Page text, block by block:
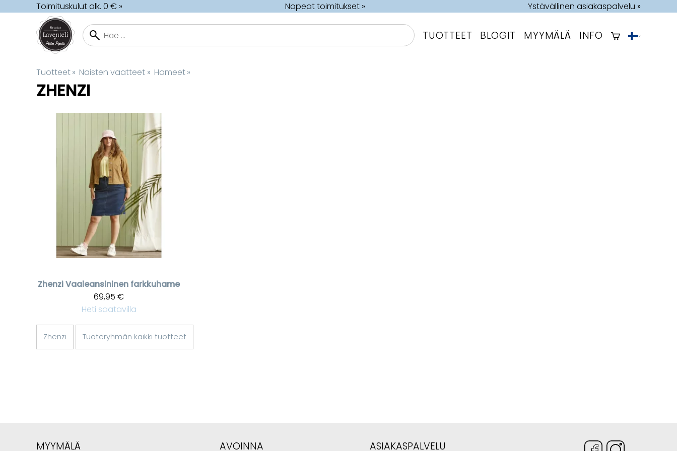
Toimituskulut alk. 0 € » Nopeat toimitukset » Ystävällinen asiakaspalvelu »
TUOTTEET BLOGIT MYYMÄLÄ INFO
Tuotteet‪» Naisten vaatteet ‪» Hameet‪»
ZHENZI
ZhenziVaaleansininen farkkuhame
69,95 €
Heti saatavilla
Zhenzi Tuoteryhmän kaikki tuotteet
MYYMÄLÄ AVOINNA ASIAKASPALVELU